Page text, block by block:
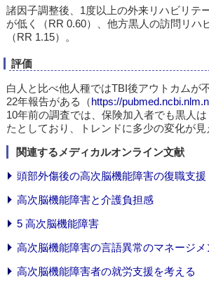
諸因子調整後、1度以上の外来リハビリテ
が低く（RR 0.60）、他方黒人の訪問リハ
（RR 1.15）。
評価
白人と比べ他人種ではTBI後アウトカムが
22年報告がある（https://
10年前の調査では、保険加入者でも黒人
たとしており、トレンドに多少の変化が見
関連するメディカルオンライン文献
頭部外傷後の高次脳機能障害の復職支援
高次脳機能障害と介護負担感
5 高次脳機能障害
高次脳機能障害の言語異常のマネージメ
高次脳機能障害者の就労支援を考える